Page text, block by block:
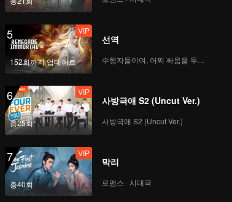
5
152회까지 업데이트
VIP
선역
6
총25회
VIP
사방극애 S2 (Uncut Ver.)
사방극애 S2 (Uncut Ver.)
7
총40회
VIP
막리
로맨스 · 시대극